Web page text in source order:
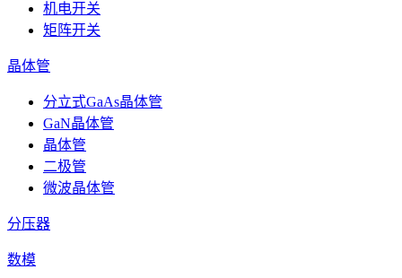
机电开关
矩阵开关
晶体管
分立式GaAs晶体管
GaN晶体管
晶体管
二极管
微波晶体管
分压器
数模